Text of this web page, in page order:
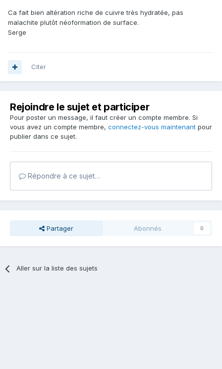
Ca fait bien altération riche de cuivre très hydratée, pas
malachite plutôt néoformation de surface.
Serge
Citer
Rejoindre le sujet et participer
Pour poster un message, il faut créer un compte membre. Si
vous avez un compte membre, connectez-vous maintenant pour
publier dans ce sujet.
Répondre à ce sujet…
Partager Abonnés 0
Aller sur la liste des sujets